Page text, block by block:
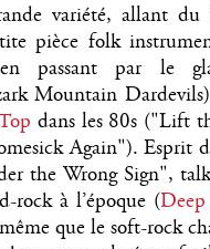
variété, allant
pièce folk
par le
Mountain
dans les 80s ("Lift
Again"). Esprit
the Wrong Sign",
rock à l’époque (
que le soft-rock